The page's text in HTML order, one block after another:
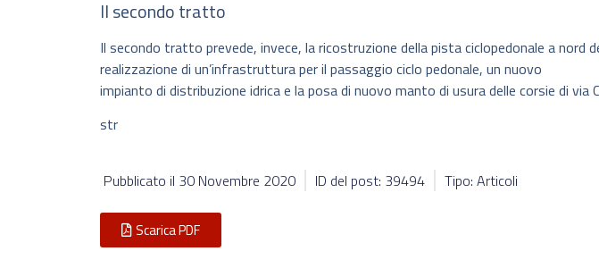
Il secondo tratto
Il secondo tratto prevede, invece, la ricostruzione della pista ciclopedonale a nord
realizzazione di un’infrastruttura per il passaggio ciclo pedonale, un nuovo
impianto di distribuzione idrica e la posa di nuovo manto di usura delle corsie di via
str
Pubblicato il 30 Novembre 2020 ID del post: 39494 Tipo: Articoli
Scarica PDF